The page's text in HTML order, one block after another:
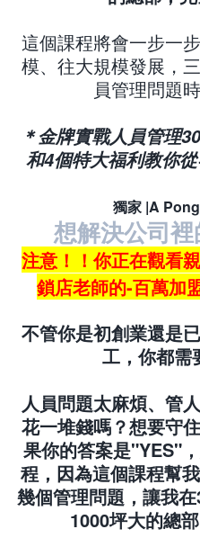
這個課程將會一步一
模、往大規模發展，
員管理問題
＊金牌實戰人員管理
和4個特大福利教你
獨家 |A
想解決公司
注意！！你正在觀看
鎖店老師的-百萬加
不管你是初創業還是
工，你都需
人員問題太麻煩、管
花一堆錢嗎？想要守
果你的答案是"YES"
程，因為這個課程幫
幾個管理問題，讓我
1000坪大的總